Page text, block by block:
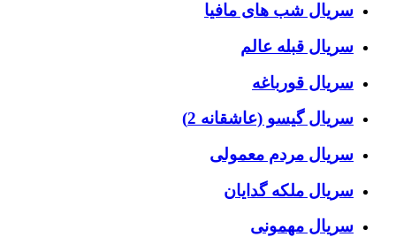
سریال شب های مافیا
سریال قبله عالم
سریال قورباغه
سریال گیسو (عاشقانه 2)
سریال مردم معمولی
سریال ملکه گدایان
سریال مهمونی